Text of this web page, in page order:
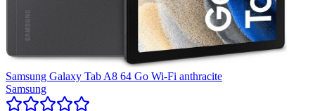
Samsung Galaxy Tab A8 64 Go Wi-Fi anthracite
Samsung